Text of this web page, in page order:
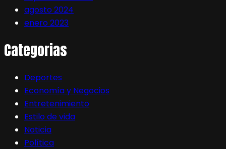
agosto 2024
enero 2023
Categorias
Deportes
Economía y Negocios
Entretenimiento
Estilo de vida
Noticia
Política